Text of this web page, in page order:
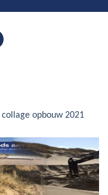
collage opbouw 2021